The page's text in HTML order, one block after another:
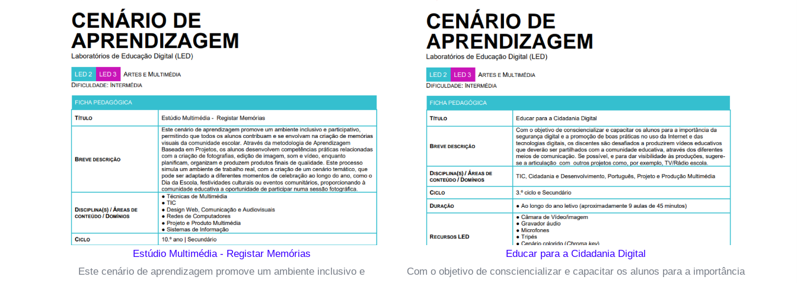
Estúdio Multimédia - Registar Memórias
Este cenário de aprendizagem promove um ambiente inclusivo e
Educar para a Cidadania Digital
Com o objetivo de consciencializar e capacitar os alunos para a importância